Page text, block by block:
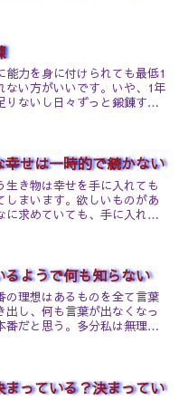
人近...
能力を身に付けられても最低1
ない方がいいです。いや、1年
りないし日々ずっと鍛錬する
の界隈に限...
幸せは一時的で続かない
生き物は幸せを手に入れても
しまいます。欲しいものがあ
に求めていても、手に入れた
この今の暮らし...
るようで何も知らない
の理想はあるものを全て言葉
出し、何も言葉が出なくなっ
番だと思う。多分私は無理で
事だぞ？」っ...
まっている？決まってい